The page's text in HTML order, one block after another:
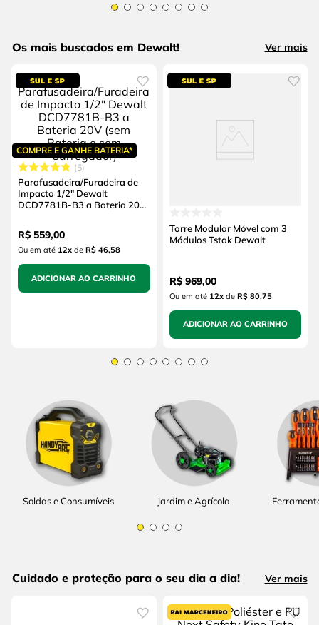
Os mais buscados em Dewalt! Ver mais
COMPRE E GANHE BATERIA*
5
Parafusadeira/Furadeira de
Impacto 1/2" Dewalt
DCD7781B-B3 a Bateria 20V
Carregador)
R$ 559,00
Ou em até 12x de R$ 46,58
ADICIONAR AO CARRINHO
Torre Modular Móvel com 3
Módulos Tstak Dewalt
R$ 969,00
Ou em até 12xde R$ 80,75
ADICIONAR AO CARRINHO
Soldas e Consumíveis Jardim e Agrícola
Cuidado e proteção para o seu dia a dia! Ver mais